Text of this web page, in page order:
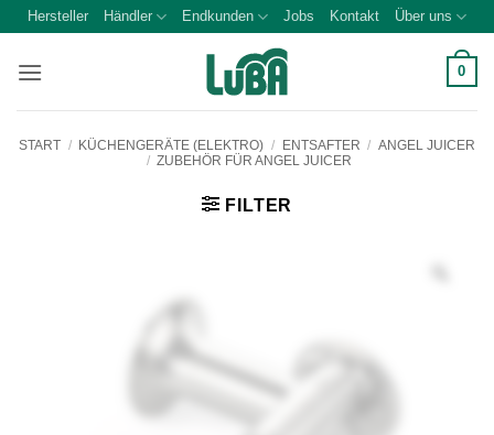
Zum
springen
Hersteller Händler Endkunden Jobs Kontakt Über uns
0
START / KÜCHENGERÄTE (ELEKTRO) / ENTSAFTER / ANGEL JUICER
/ ZUBEHÖR FÜR ANGEL JUICER
FILTER